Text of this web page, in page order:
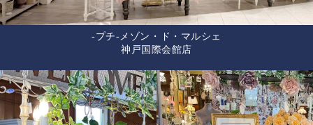
-プチ-メゾン・ド・マルシェ
神戸国際会館店